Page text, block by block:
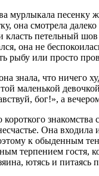
мурлыкала песенку
она смотрела
класть петельный
она не
рыбу или просто
знала, что ничего
маленькой
бог!», а
Она
к обыденным
терпением гостя,
ютясь и питаясь